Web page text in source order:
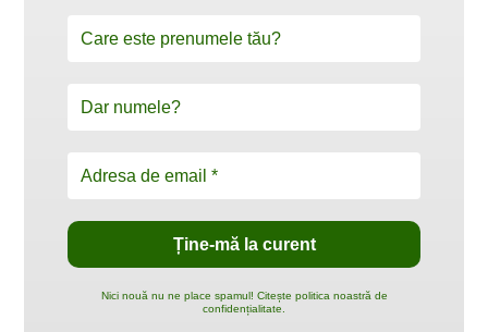
Nici nouă nu ne place spamul! Citește politica noastră de
confidențialitate.